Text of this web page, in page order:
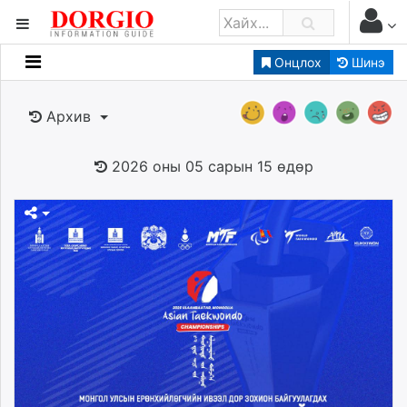
Онцлох Шинэ
Мэдээллийн
Банк санхүү
Нийслэлийн
dorgio.mn
Gogo.mn
zindaa.mn
Baabar.mn
tovch.mn
Архив
2026 оны 05 сарын 15 өдөр